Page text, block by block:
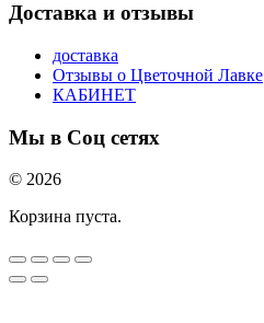
Доставка и отзывы
доставка
Отзывы о Цветочной Лавке
КАБИНЕТ
Мы в Соц сетях
© 2026
Корзина пуста.